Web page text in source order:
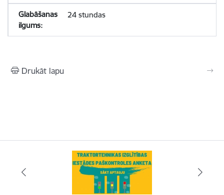
24 stundas
Drukāt lapu